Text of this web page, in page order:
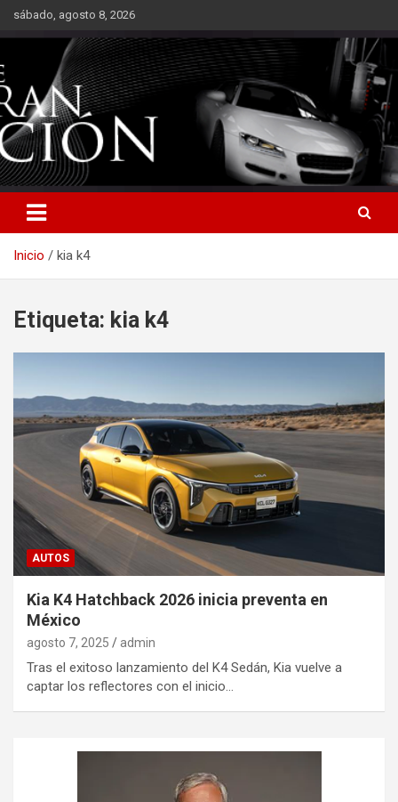
Saltarsábado, agosto 8, 2026
Inicio kia k4
Etiqueta: kia k4
AUTOS
Kia K4 Hatchback 2026 inicia preventa en
México
agosto 7, 2025 admin
Tras el exitoso lanzamiento del K4 Sedán, Kia vuelve a
captar los reflectores con el inicio…